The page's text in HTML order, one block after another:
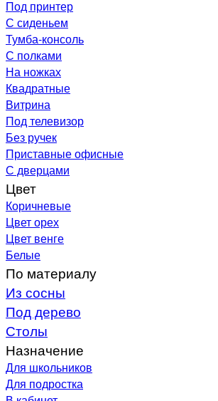
Под принтер
С сиденьем
Тумба-консоль
С полками
На ножках
Квадратные
Витрина
Под телевизор
Без ручек
Приставные офисные
С дверцами
Цвет
Коричневые
Цвет орех
Цвет венге
Белые
По материалу
Из сосны
Под дерево
Столы
Назначение
Для школьников
Для подростка